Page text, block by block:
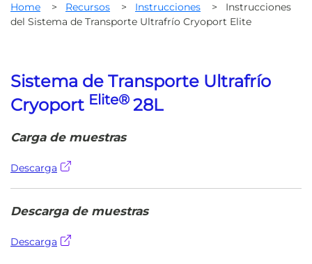
Home > Recursos > Instrucciones >
Instrucciones
del Sistema de Transporte Ultrafrío Cryoport Elite
Sistema de Transporte Ultrafrío
Cryoport Elite® 28L
Carga de muestras
Descarga
Descarga de muestras
Descarga